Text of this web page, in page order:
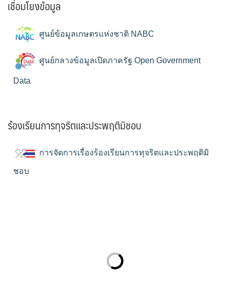
เชื่อมโยงข้อมูล
ศูนย์ข้อมูลเกษตรแห่งชาติ NABC
ศูนย์กลางข้อมูลเปิดภาครัฐ Open Government
Data
ร้องเรียนการทุจริตและประพฤติมิชอบ
การจัดการเรื่องร้องเรียนการทุจริตและประพฤติมิ
ชอบ